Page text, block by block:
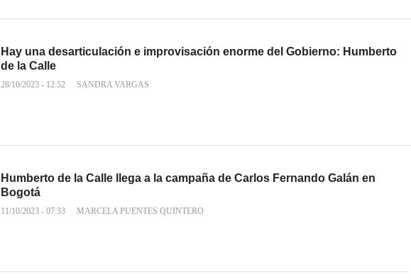
Hay una desarticulación e improvisación enorme del Gobierno: Humberto
de la Calle
28/10/2023 - 12:52 SANDRA VARGAS
Humberto de la Calle llega a la campaña de Carlos Fernando Galán en
Bogotá
11/10/2023 - 07:33 MARCELA PUENTES QUINTERO